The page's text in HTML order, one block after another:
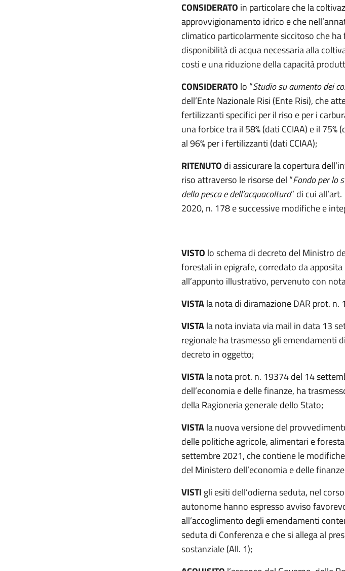
CONSIDERATO in particolare che la
approvvigionamento idrico e che
climatico particolarmente siccitoso che
disponibilità di acqua necessaria alla
costi e una riduzione della capacità
CONSIDERATO lo “Studio su aumento dei
dell’Ente Nazionale Risi (Ente Risi), che
fertilizzanti specifici per il riso e per i
una forbice tra il 58% (dati CCIAA) e il
al 96% per i fertilizzanti (dati CCIAA);
RITENUTO di assicurare la copertura
riso attraverso le risorse del “Fondo per lo
della pesca e dell’acquacoltura” di cui
2020, n. 178 e successive modifiche e
VISTO lo schema di decreto del Ministro
forestali in epigrafe, corredato da
all’appunto illustrativo, pervenuto con
VISTAla nota di diramazione DAR prot. n.
VISTAla nota inviata via mail in data 13
regionale ha trasmesso gli emendamenti
decreto in oggetto;
VISTAla nota prot. n. 19374 del 14
dell’economia e delle finanze, ha
della Ragioneria generale dello Stato;
VISTAla nuova versione del
delle politiche agricole, alimentari e
settembre 2021, che contiene le
del Ministero dell’economia e delle
VISTI gli esiti dell’odierna seduta, nel
autonome hanno espresso avviso
all’accoglimento degli emendamenti
seduta di Conferenza e che si allega al
sostanziale (All. 1);